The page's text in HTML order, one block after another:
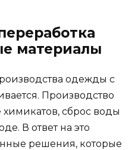
материалы
одежды с
Производство
сброс воды
В ответ на это
решения, которые